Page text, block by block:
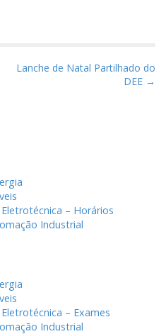
Lanche de Natal Partilhado do
DEE →
– Horários
Industrial
– Exames
Industrial